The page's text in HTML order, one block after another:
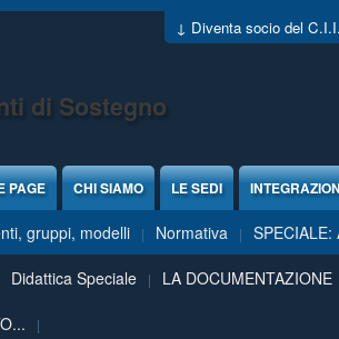
↓ Diventa socio del
di Sostegno
PAGE CHI SIAMO LE SEDI
gruppi, modelli Normativa
Didattica Speciale LA DOCUMENTAZIONE